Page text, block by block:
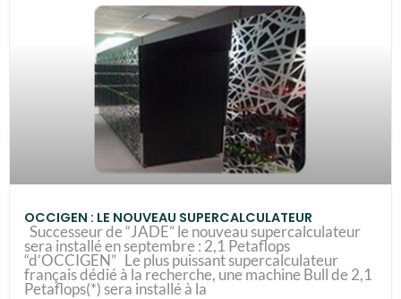
OCCIGEN : LE NOUVEAU SUPERCALCULATEUR
Successeur de “JADE” le nouveau supercalculateur
sera installé en septembre : 2,1 Petaflops
“d’OCCIGEN” Le plus puissant supercalculateur
français dédié à la recherche, une machine Bull de 2,1
Petaflops(*) sera installé à la